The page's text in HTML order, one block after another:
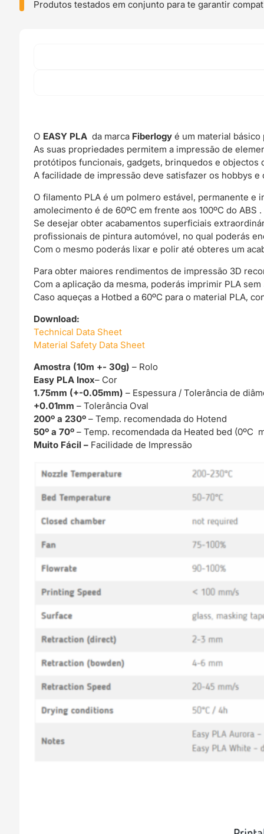
Produtos testados em conjunto para te garantir
O EASY PLA da marca Fiberlogy é um material
As suas propriedades permitem a impressão de
protótipos funcionais, gadgets, brinquedos e objectos
A facilidade de impressão deve satisfazer os hobbys
O filamento PLA é um polmero estável, permanente e
amolecimento é de 60ºC em frente aos 100ºC do ABS .
Se desejar obter acabamentos superficiais
profissionais de pintura automóvel, no qual poderás
Com o mesmo poderás lixar e polir até obteres um
Para obter maiores rendimentos de impressão 3D
Com a aplicação da mesma, poderás imprimir PLA
Caso aqueças a Hotbed a 60ºC para o material PLA,
Download:
Technical Data Sheet
Material Safety Data Sheet
Amostra (10m +- 30g) – Rolo
Easy PLA Inox– Cor
1.75mm (+-0.05mm)– Espessura / Tolerância de
+0.01mm– Tolerância Oval
200º a 230º– Temp. recomendada do Hotend
50º a 70º– Temp. recomendada da Heated bed (0ºC
Muito Fácil – Facilidade de Impressão